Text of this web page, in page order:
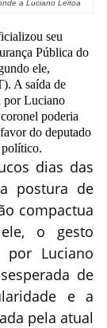
a Luciano Leitoa
seu
Pública do
ele,
A saída de
por Luciano
poderia
do deputado
político.
dias das
postura de
compactua
o gesto
por Luciano
de
e a
pela atual